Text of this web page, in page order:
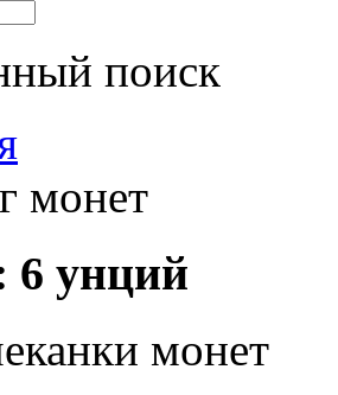
поиск
монет
унций
монет